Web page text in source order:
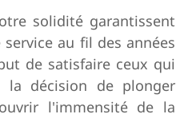
solidité garantissent
au fil des années
de satisfaire ceux qui
la décision de plonger
l'immensité de la